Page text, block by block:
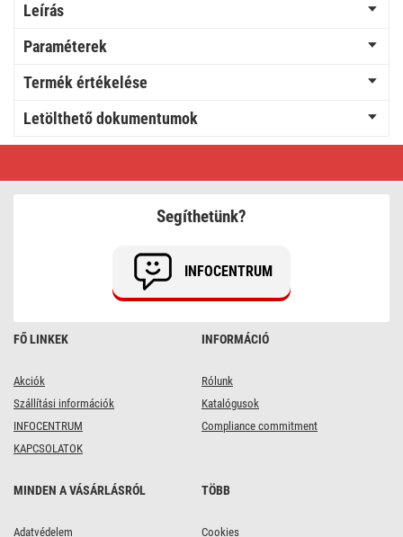
Leírás
Paraméterek
Termék értékelése
Letölthető dokumentumok
fényfüzér
FŐ LINKEK
Akciók
Szállítási információk
INFOCENTRUM
KAPCSOLATOK
INFORMÁCIÓ
Rólunk
Katalógusok
Compliance commitment
MINDEN A VÁSÁRLÁSRÓL
Adatvédelem
TÖBB
Cookies
Segíthetünk?
INFOCENTRUM